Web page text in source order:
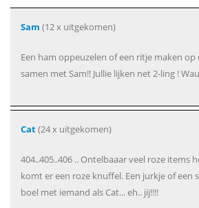
Sam (12 x uitgekomen)
Een ham oppeuzelen of een ritje maken
samen met Sam!! Jullie lijken net 2-ling !
Cat(24 x uitgekomen)
404..405..406 .. Ontelbaaar veel roze items
komt er een roze knuffel. Een jurkje of een
boel met iemand als Cat... eh.. jij!!!!